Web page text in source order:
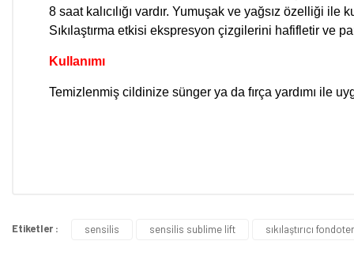
8 saat kalıcılığı vardır. Yumuşak ve yağsız özelliği ile
Sıkılaştırma etkisi ekspresyon çizgilerini hafifletir ve
Kullanımı
Temizlenmiş cildinize sünger ya da fırça yardımı ile
Etiketler : sensilis sensilis sublime lift sıkılaştırıcı